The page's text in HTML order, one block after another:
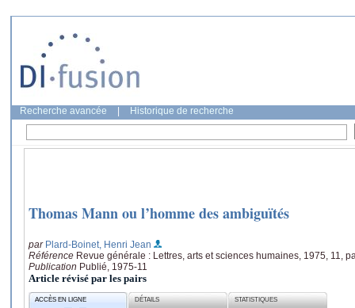
Recherche avancée Historique de recherche
Thomas Mann ou l’homme des ambiguïtés
par Plard-Boinet, Henri Jean
Référence Revue générale : Lettres, arts et sciences humaines, 1975, 11,
Publication Publié, 1975-11
Article révisé par les pairs
ACCÈS EN LIGNE DÉTAILS STATISTIQUES